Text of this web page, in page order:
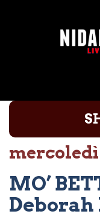
mercoledì
MO’
Deborah